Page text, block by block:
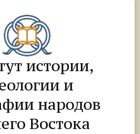
истории,
и
народов
Востока